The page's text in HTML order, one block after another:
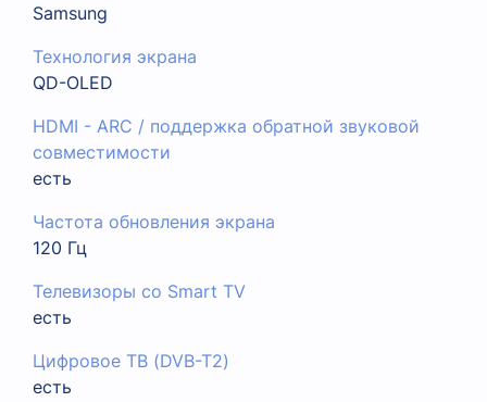
Samsung
Технология экрана
QD-OLED
HDMI - ARC / поддержка обратной звуковой
совместимости
есть
Частота обновления экрана
120 Гц
Телевизоры со Smart TV
есть
Цифровое ТВ (DVB-T2)
есть